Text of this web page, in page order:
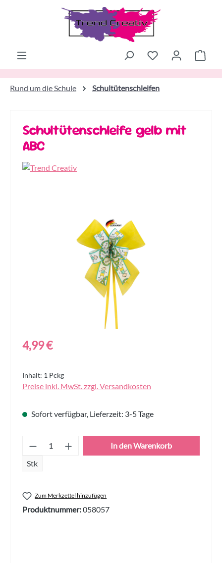
Zum Hauptinhalt springen
Rund um die Schule Schultütenschleifen
Schultütenschleife gelb mit
ABC
Bildergalerie überspringen
Regulärer Preis:
4,99 €
Inhalt: 1 Pckg
Preise inkl. MwSt. zzgl. Versandkosten
Sofort verfügbar, Lieferzeit: 3-5 Tage
Produkt Anzahl: Gib den gewünschten
Stk
In den Warenkorb
Zum Merkzettel hinzufügen
Produktnummer:058057